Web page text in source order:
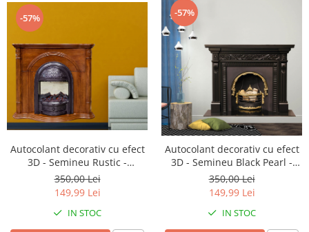
Pachete
Pentru femei
Stickere pereche
Stickere imprimate
Copii
Stickere cu efect 3D
Stickere PVC
-57%
Autocolant decorativ cu efect
3D - Semineu Rustic -
100x95cm
350,00 Lei
149,99 Lei
IN STOC
-57%
Autocolant decorativ cu efect
3D - Semineu Black Pearl -
119x93 cm
350,00 Lei
149,99 Lei
IN STOC